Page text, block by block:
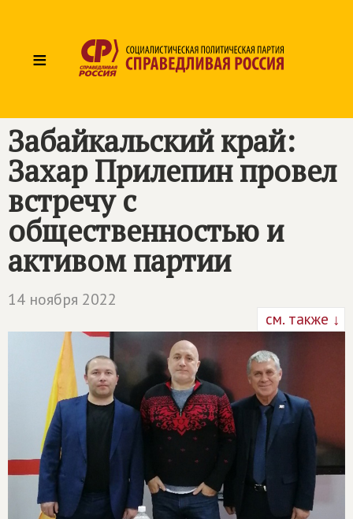
≡
Забайкальский край:
Захар Прилепин провел
встречу с
общественностью и
активом партии
14 ноября 2022
см. также ↓